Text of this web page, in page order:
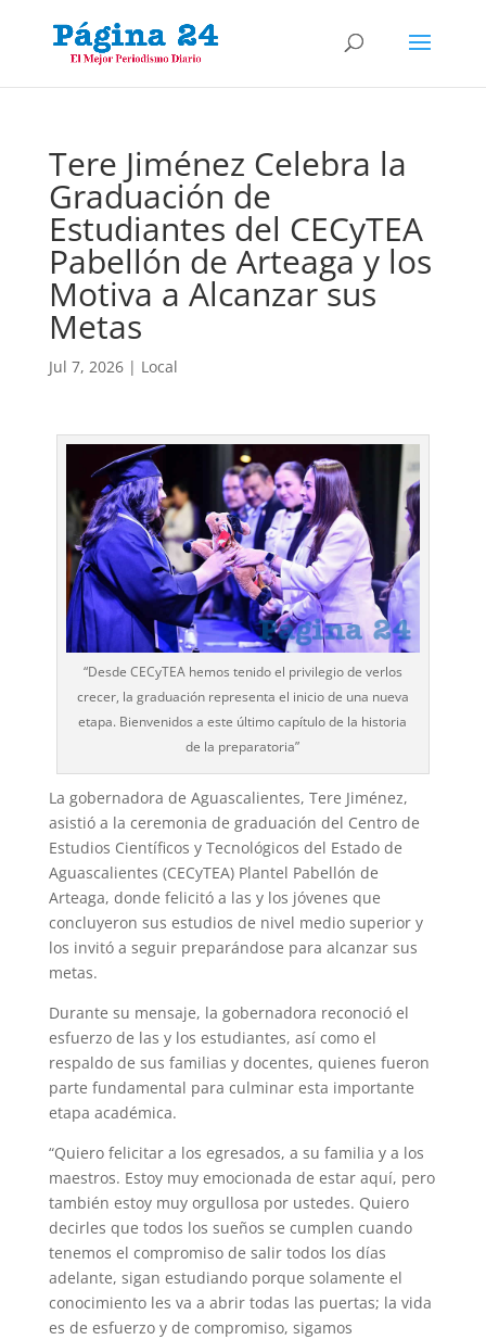
Tere Jiménez Celebra la
Graduación de
Estudiantes del CECyTEA
Pabellón de Arteaga y los
Motiva a Alcanzar sus
Metas
Jul 7, 2026| Local
“Desde CECyTEA hemos tenido el privilegio de verlos
crecer, la graduación representa el inicio de una nueva
etapa. Bienvenidos a este último capítulo de la historia
de la preparatoria”
La gobernadora de Aguascalientes, Tere Jiménez,
asistió a la ceremonia de graduación del Centro de
Estudios Científicos y Tecnológicos del Estado de
Aguascalientes (CECyTEA) Plantel Pabellón de
Arteaga, donde felicitó a las y los jóvenes que
concluyeron sus estudios de nivel medio superior y
los invitó a seguir preparándose para alcanzar sus
metas.
Durante su mensaje, la gobernadora reconoció el
esfuerzo de las y los estudiantes, así como el
respaldo de sus familias y docentes, quienes fueron
parte fundamental para culminar esta importante
etapa académica.
“Quiero felicitar a los egresados, a su familia y a los
maestros. Estoy muy emocionada de estar aquí, pero
también estoy muy orgullosa por ustedes. Quiero
decirles que todos los sueños se cumplen cuando
tenemos el compromiso de salir todos los días
adelante, sigan estudiando porque solamente el
conocimiento les va a abrir todas las puertas; la vida
es de esfuerzo y de compromiso, sigamos